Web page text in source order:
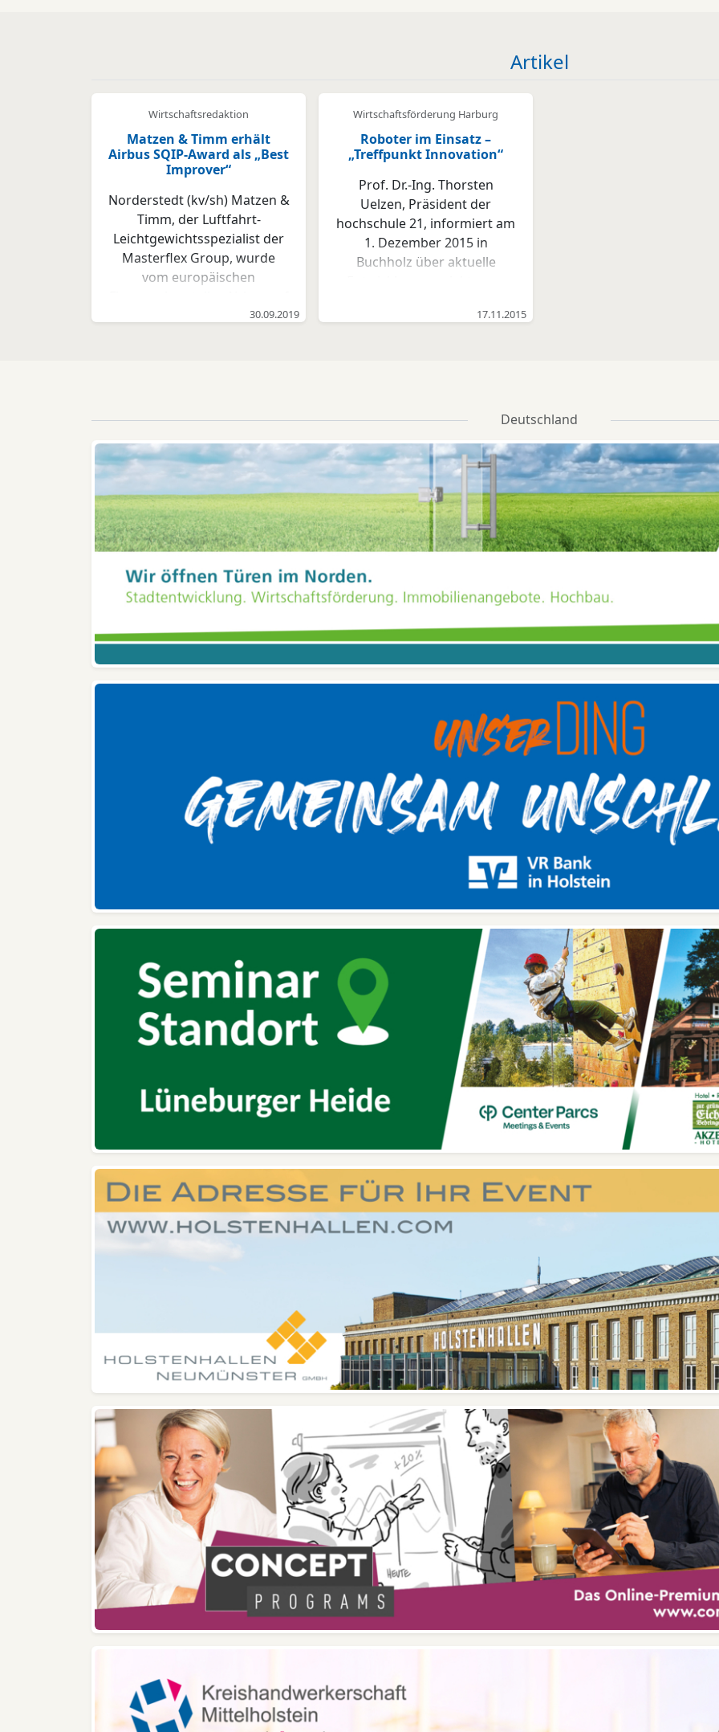
Artikel
Wirtschaftsredaktion
Matzen & Timm erhält
Airbus SQIP-Award als „Best
Improver“
Norderstedt (kv/sh) Matzen &
Timm, der Luftfahrt-
Leichtgewichtsspezialist der
Masterflex Group, wurde
vom europäischen
der Supplier Conference in
Airbus-Programms „Supply
Chain & Quality
Improvement“, kurz SQIP. Mit
dem SQIP-Programm verfolgt
Airbus das Ziel, seine
strategisch wichtigen
Lieferanten zu
Spitzenleistungen hinsichtlich
Produktqualität und
& Timm ist langjähriger und
zertifizierter Partner der
Luftfahrtindustrie und
sowie Formteilen. „Wir sind
sehr stolz, die hohen
Anforderungen des Airbus
SQIP-Programms erfüllt zu
SQIP-Koordinator.
Geschäftsführer Dirk
30.09.2019
Wirtschaftsförderung Harburg
Roboter im Einsatz –
„Treffpunkt Innovation“
Prof. Dr.-Ing. Thorsten
Uelzen, Präsident der
hochschule 21, informiert am
1. Dezember 2015 in
Buchholz über aktuelle
Wartungsrobotern und
Vortragsveranstaltung für
Entscheider ist kostenfrei.
Sein Arbeitsweg führt einen
drei Kilometer langen Tunnel
entlang und der hat es in
sich: In den unterirdischen
Röhren des neuen
Forschungszentrum DESY
(Deutsches Elektronen-
Synchrotron) soll schon bald
ein autonomer
Inspektionsroboter seinen
Dienst antreten und den
Anlage sicherstellen. Weder
extrem starke Magnete noch
Röntgenblitze oder
herumirrende Teilchen
dürfen dabei den Betrieb des
Roboters beeinträchtigen.
Das Entwicklungsprojekt ist
eine ingenieurtechnische
Herausforderung, der sich
Studenten des Fachbereichs
Technik und des dualen
Studiengangs Mechatronik
an der hochschul
17.11.2015
Deutschland